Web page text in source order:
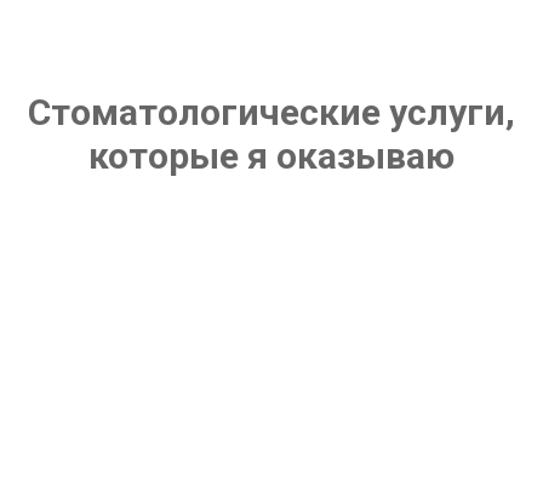
Стоматологические услуги,
которые я оказываю